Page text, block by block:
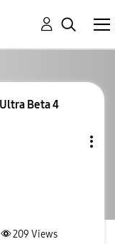
Beta 4
209 Views